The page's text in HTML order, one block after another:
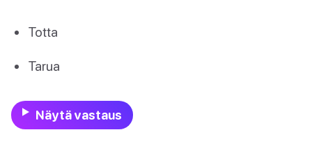
Totta
Tarua
Näytä vastaus